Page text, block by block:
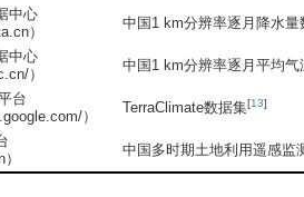
中心
）
中国1 km分辨率逐月降水
中心
）
中国1 km分辨率逐月平均气
台
）
TerraClimate数据集[13]
）
中国多时期土地利用遥感监